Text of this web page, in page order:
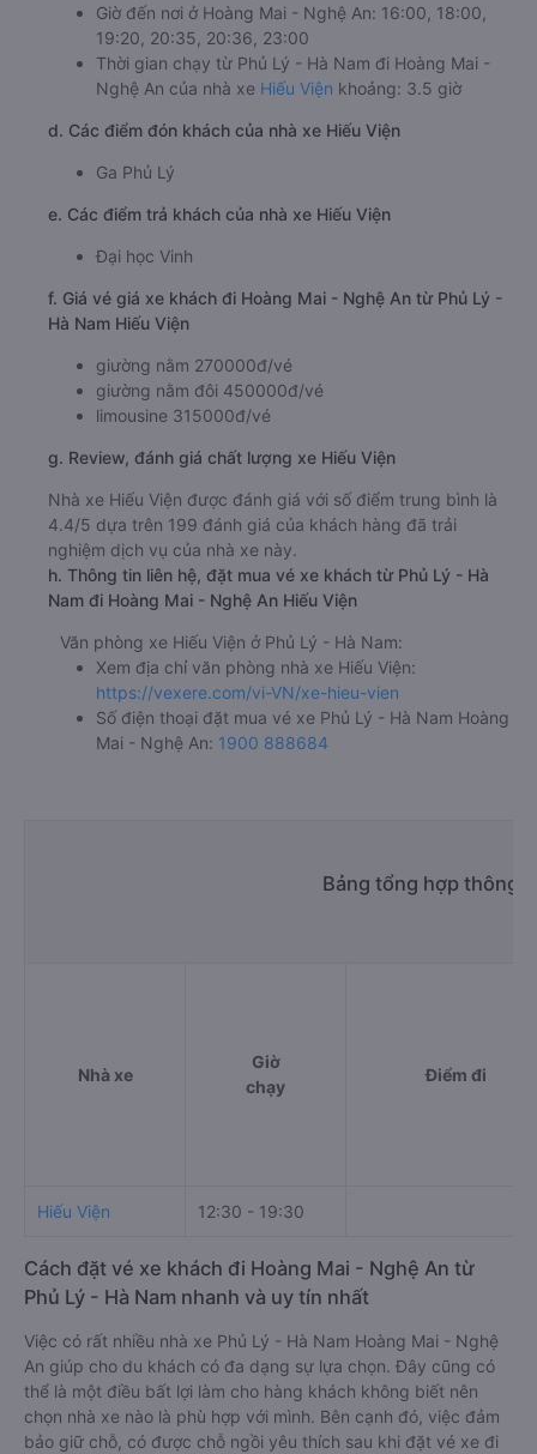
Giờ đến nơi ở Hoàng Mai - Nghệ An: 16:00, 18:00,
19:20, 20:35, 20:36, 23:00
Thời gian chạy từ Phủ Lý - Hà Nam đi Hoàng Mai -
Nghệ An của nhà xe Hiếu Viện khoảng: 3.5 giờ
d. Các điểm đón khách của nhà xe Hiếu Viện
Ga Phủ Lý
e. Các điểm trả khách của nhà xe Hiếu Viện
Đại học Vinh
f. Giá vé giá xe khách đi Hoàng Mai - Nghệ An từ Phủ Lý -
Hà Nam Hiếu Viện
giường nằm 270000đ/vé
giường nằm đôi 450000đ/vé
limousine 315000đ/vé
g. Review, đánh giá chất lượng xe Hiếu Viện
Nhà xe Hiếu Viện được đánh giá với số điểm trung bình là
4.4/5 dựa trên 199 đánh giá của khách hàng đã trải
nghiệm dịch vụ của nhà xe này.
h. Thông tin liên hệ, đặt mua vé xe khách từ Phủ Lý - Hà
Nam đi Hoàng Mai - Nghệ An Hiếu Viện
Văn phòng xe Hiếu Viện ở Phủ Lý - Hà Nam:
Xem địa chỉ văn phòng nhà xe Hiếu Viện:
https://vexere.com/vi-VN/xe-hieu-vien
Số điện thoại đặt mua vé xe Phủ Lý - Hà Nam Hoàng
Mai - Nghệ An: 1900 888684
Bảng tổng hợp thông
Nhà xe
Giờ
chạy
Điểm đi
Hiếu Viện 12:30 - 19:30
Cách đặt vé xe khách đi Hoàng Mai - Nghệ An từ
Phủ Lý - Hà Nam nhanh và uy tín nhất
Việc có rất nhiều nhà xe Phủ Lý - Hà Nam Hoàng Mai - Nghệ
An giúp cho du khách có đa dạng sự lựa chọn. Đây cũng có
thể là một điều bất lợi làm cho hàng khách không biết nên
chọn nhà xe nào là phù hợp với mình. Bên cạnh đó, việc đảm
bảo giữ chỗ, có được chỗ ngồi yêu thích sau khi đặt vé xe đi